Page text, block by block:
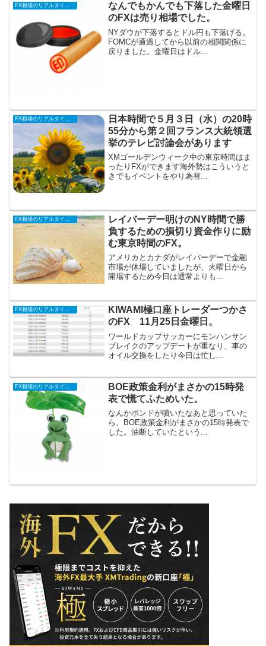
FX相場のリアルタイム情報
なんでもかんでも下落した金曜日
のFXは売り相場でした。
NYダウが下落するとドル円も下落げる。
FOMCが通過してから以前の相関関係に
戻りました。金曜日はドル...
FX相場のリアルタイム情報
日本時間で５月３日（水）の20時
55分から第２回フランス大統領選
挙のテレビ討論会があります
XMゴールデンウィーク中の東京時間はま
ったりFXができます海外勢はこういうと
きでもイベントをやり為替...
レイバーデー明けのNY時間で勝
負するための損切り資金作りに励
む東京時間のFX。
アメリカとカナダがレイバーデーで金融
市場が休場していましたが、火曜日から
開場するため今日は通常よりも...
FX相場のリアルタイム情報
KIWAMI極口座トレーダーつかさ
のFX 11月25日金曜日。
ワールドカップサッカーにモンハンサン
ブレイクのアップデートが重なり、車の
オイル交換をしたり今日は忙し...
BOE政策金利がまさかの15時発
表で慌てふためいた。
なんかポンドが噴いたなあと思っていた
ら、BOE政策金利がまさかの15時発表で
した。油断していたという...